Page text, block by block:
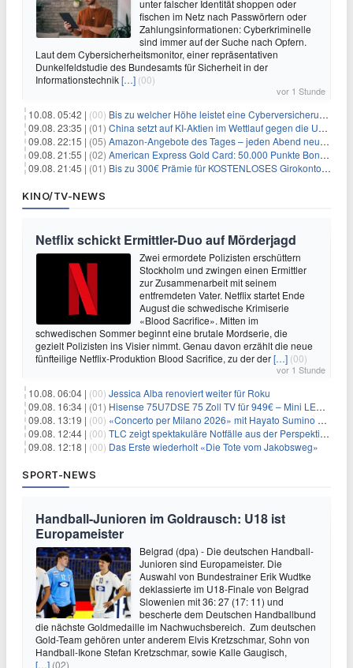
unter falscher Identität shoppen oder
fischen im Netz nach Passwörtern oder
Zahlungsinformationen: Cyberkriminelle
sind immer auf der Suche nach Opfern.
Laut dem Cybersicherheitsmonitor, einer repräsentativen
Dunkelfeldstudie des Bundesamts für Sicherheit in der
Informationstechnik[…] (00)
vor 1 Stunde
10.08. 05:42 | (00) Bis zu welcher Höhe leistet eine Cyberversicherung?
09.08. 23:35 | (01) China setzt auf KI-Aktien im Wettlauf gegen die USA um Chip- und Technologiedominanz
09.08. 22:15 | (05) Amazon-Angebote des Tages – jeden Abend neue Deals zum Stöbern
09.08. 21:55 | (02) American Express Gold Card: 50.000 Punkte Bonus + Metall-Kreditkarte
09.08. 21:45 | (01) Bis zu 300€ Prämie für KOSTENLOSES Girokonto bei der Santander – 50€ schon nach 1 Woche!
KINO/TV-NEWS
Netflix schickt Ermittler-Duo auf Mörderjagd
Zwei ermordete Polizisten erschüttern
Stockholm und zwingen einen Ermittler
zur Zusammenarbeit mit seinem
entfremdeten Vater. Netflix startet Ende
August die schwedische Krimiserie
«Blood Sacrifice». Mitten im
schwedischen Sommer beginnt eine brutale Mordserie, die
gezielt Polizisten ins Visier nimmt. Genau davon erzählt die neue
fünfteilige Netflix-Produktion Blood Sacrifice, zu der der[…] (00)
vor 1 Stunde
10.08. 06:04 | (00) Jessica Alba renoviert weiter für Roku
09.08. 16:34 | (01) Hisense 75U7DSE 75 Zoll TV für 949€ – Mini LED, 144Hz, 2026
09.08. 13:19 | (00) «Concerto per Milano 2026» mit Hayato Sumino kommt zu arte
09.08. 12:44 | (00) TLC zeigt spektakuläre Notfälle aus der Perspektive der Patienten
09.08. 12:18 | (00) Das Erste wiederholt «Die Tote vom Jakobsweg»
SPORT-NEWS
Handball-Junioren im Goldrausch: U18 ist
Europameister
Belgrad (dpa) - Die deutschen Handball-
Junioren sind Europameister. Die
Auswahl von Bundestrainer Erik Wudtke
deklassierte im U18-Finale von Belgrad
Slowenien mit 36: 27 (17: 11) und
bescherte dem Deutschen Handballbund
die nächste Goldmedaille im Nachwuchsbereich. Zum deutschen
Gold-Team gehören unter anderem Elvis Kretzschmar, Sohn von
Handball-Ikone Stefan Kretzschmar, sowie Kalle Gaugisch,
[…] (02)